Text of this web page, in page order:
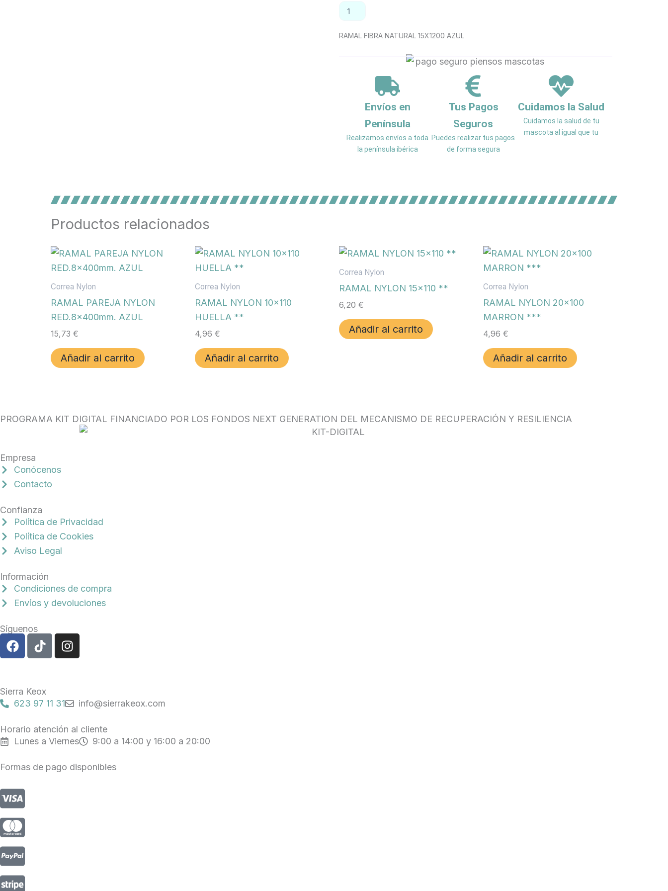
FIBRA
15X1200
RAMAL FIBRA NATURAL 15X1200 AZUL
Envíos en
Península
Realizamos envíos a toda
la península ibérica
Tus Pagos
Seguros
Puedes realizar tus pagos
de forma segura
Cuidamos la Salud
Cuidamos la salud de tu
mascota al igual que tu
Productos relacionados
Correa Nylon
RAMAL PAREJA NYLON
RED.8x400mm. AZUL
15,73 €
Añadir al carrito
Correa Nylon
RAMAL NYLON 10×110
HUELLA **
4,96 €
Añadir al carrito
Correa Nylon
RAMAL NYLON 15×110 **
6,20 €
Añadir al carrito
Correa Nylon
RAMAL NYLON 20×100
MARRON ***
4,96 €
Añadir al carrito
PROGRAMA KIT DIGITAL FINANCIADO POR LOS FONDOS NEXT GENERATION DEL MECANISMO DE RECUPERACIÓN Y RESILIENCIA
Empresa
Conócenos
Contacto
Confianza
Política de Privacidad
Política de Cookies
Aviso Legal
Información
Condiciones de compra
Envíos y devoluciones
Síguenos
F
a
b
o
k
T
i
o
k
I
n
g
a
m
Sierra Keox
623 97 11 31
info@sierrakeox.com
Horario atención al cliente
Lunes a Viernes
9:00 a 14:00 y 16:00 a 20:00
Formas de pago disponibles